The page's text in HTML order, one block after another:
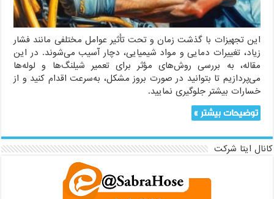
این تجهیزات با گذشت زمان و تحت تأثیر عوامل مختلفی مانند فشار
زیاد، تغییرات دمایی و مواد شیمیایی، دچار آسیب می‌شوند. در این
مقاله، به بررسی روش‌های مؤثر برای تعمیر شیلنگ‌ها و لوله‌ها
می‌پردازیم تا بتوانید در صورت بروز مشکل، به‌سرعت اقدام کنید و از
خسارات بیشتر جلوگیری نمایید.
توضیحات بیشتر »
کانال ایتا شرکت